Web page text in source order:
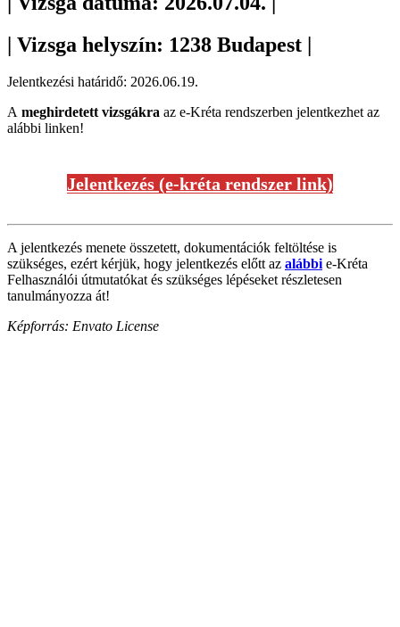
| Vizsga helyszín: 1238 Budapest |
Jelentkezési határidő: 2026.06.19.
A meghirdetett vizsgákra az e-Kréta rendszerben jelentkezhet az
alábbi linken!
Jelentkezés (e-kréta rendszer link)
A jelentkezés menete összetett, dokumentációk feltöltése is
szükséges, ezért kérjük, hogy jelentkezés előtt az alábbie-Kréta
Felhasználói útmutatókat és szükséges lépéseket részletesen
tanulmányozza át!
Képforrás: Envato License